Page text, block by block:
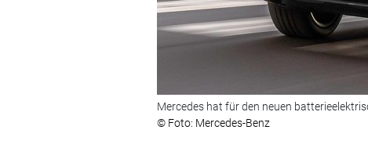
Mercedes hat für den neuen
© Foto: Mercedes-Benz